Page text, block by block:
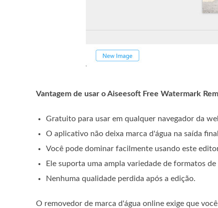
Vantagem de usar o Aiseesoft Free Watermark
Gratuito para usar em qualquer navegador da
O aplicativo não deixa marca d'água na saída
Você pode dominar facilmente usando este
Ele suporta uma ampla variedade de formatos
Nenhuma qualidade perdida após a edição.
O removedor de marca d'água online exige que